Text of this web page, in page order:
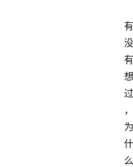
有
没
有
想
过
，
为
什
么